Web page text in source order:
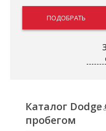
Каталог Dodge
пробегом
0